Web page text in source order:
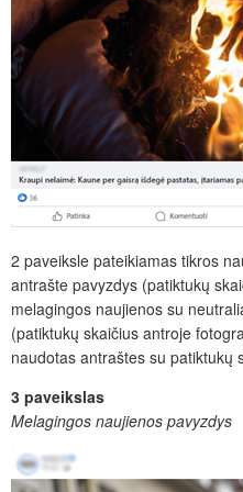
2 paveiksle pateikiamas tikros
antrašte pavyzdys (patiktukų
melagingos naujienos su
(patiktukų skaičius antroje
naudotas antraštes su patiktukų
3 paveikslas
Melagingos naujienos pavyzdys